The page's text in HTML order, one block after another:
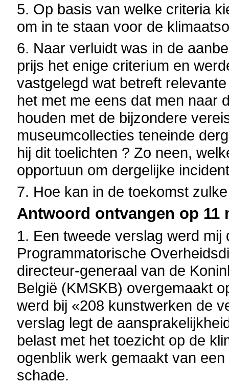
5. Op basis van welke criteria
om in te staan voor de
6. Naar verluidt was in de
prijs het enige criterium en
vastgelegd wat betreft
het met me eens dat men naar
houden met de bijzondere
museumcollecties teneinde
hij dit toelichten ? Zo neen,
opportuun om dergelijke
7. Hoe kan in de toekomst
Antwoord ontvangen op 11
1. Een tweede verslag werd
Programmatorische
directeur-generaal van de
België (KMSKB) overgemaakt
werd bij «208 kunstwerken de
verslag legt de
belast met het toezicht op de
ogenblik werk gemaakt van
schade.